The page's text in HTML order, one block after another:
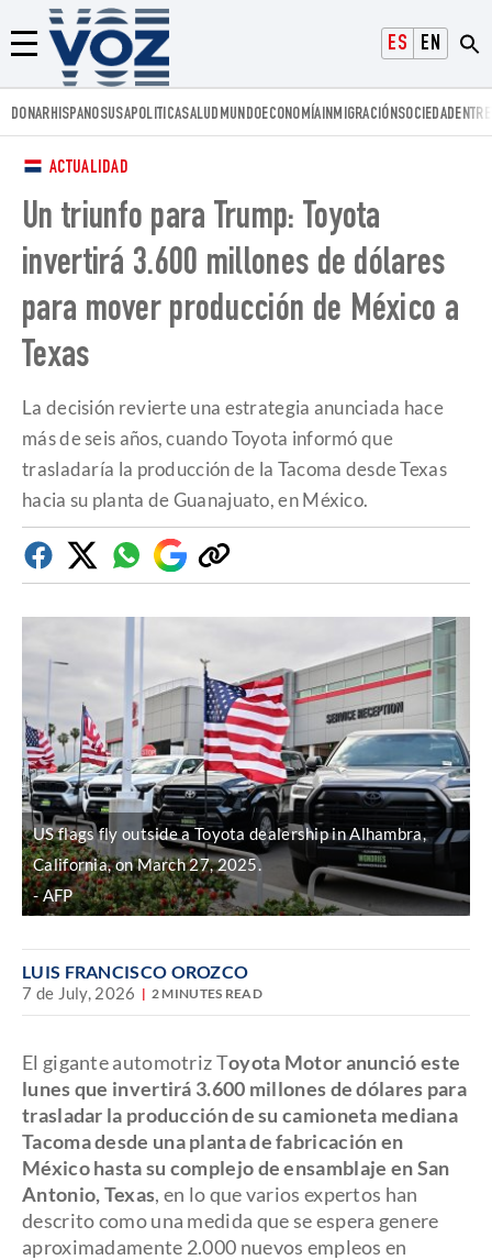
ESPAÑOLENGLISH
Menú
Voz.us
DONARHISPANOSUSAPOLITICASALUD MUNDOECONOMÍAINMIGRACIÓNSOCIEDAD
ACTUALIDAD
Un triunfo para Trump: Toyota
invertirá 3.600 millones de dólares
para mover producción de México a
Texas
La decisión revierte una estrategia anunciada hace
más de seis años, cuando Toyota informó que
trasladaría la producción de la Tacoma desde Texas
hacia su planta de Guanajuato, en México.
FacebookTwitterWhatsapp
Google
Discover
Copiar
enlace
US flags fly outside a Toyota dealership in Alhambra,
California, on March 27, 2025.
AFP
LUIS FRANCISCO OROZCO
7 de July, 2026 2 MINUTES READ
El gigante automotriz Toyota Motor anunció este
lunes que invertirá 3.600 millones de dólares para
trasladar la producción de su camioneta mediana
Tacoma desde una planta de fabricación en
México hasta su complejo de ensamblaje en San
Antonio, Texas, en lo que varios expertos han
descrito como una medida que se espera genere
aproximadamente 2.000 nuevos empleos en